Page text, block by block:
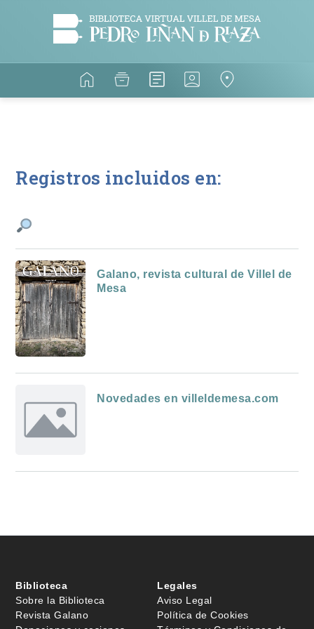
Registros incluidos en:
Galano, revista cultural de Villel de
Mesa
Novedades en villeldemesa.com
Biblioteca
Sobre la Biblioteca
Revista Galano
Legales
Aviso Legal
Política de Cookies